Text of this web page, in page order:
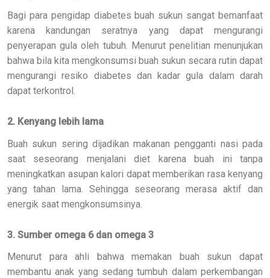
Bagi para pengidap diabetes buah sukun sangat bemanfaat
karena kandungan seratnya yang dapat mengurangi
penyerapan gula oleh tubuh. Menurut penelitian menunjukan
bahwa bila kita mengkonsumsi buah sukun secara rutin dapat
mengurangi resiko diabetes dan kadar gula dalam darah
dapat terkontrol.
2. Kenyang lebih lama
Buah sukun sering dijadikan makanan pengganti nasi pada
saat seseorang menjalani diet karena buah ini tanpa
meningkatkan asupan kalori dapat memberikan rasa kenyang
yang tahan lama. Sehingga seseorang merasa aktif dan
energik saat mengkonsumsinya.
3. Sumber omega 6 dan omega 3
Menurut para ahli bahwa memakan buah sukun dapat
membantu anak yang sedang tumbuh dalam perkembangan